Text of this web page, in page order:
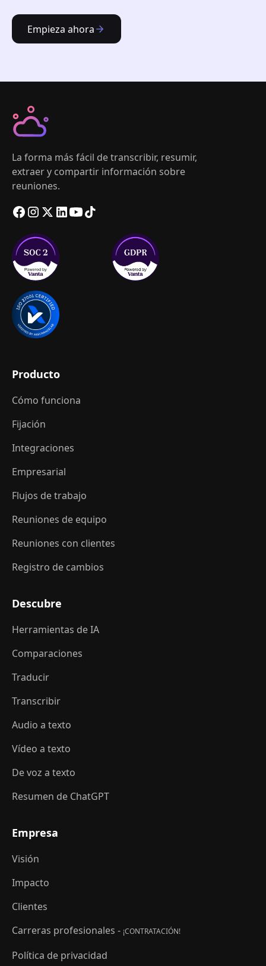
Empieza ahora
La forma más fácil de transcribir, resumir,
extraer y compartir información sobre
reuniones.
Producto
Cómo funciona
Fijación
Integraciones
Empresarial
Flujos de trabajo
Reuniones de equipo
Reuniones con clientes
Registro de cambios
Descubre
Herramientas de IA
Comparaciones
Traducir
Transcribir
Audio a texto
Vídeo a texto
De voz a texto
Resumen de ChatGPT
Empresa
Visión
Impacto
Clientes
Carreras profesionales - ¡CONTRATACIÓN!
Política de privacidad